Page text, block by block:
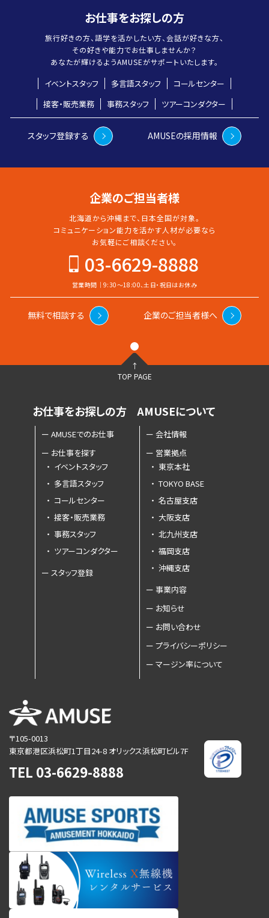
お仕事をお探しの方
旅行好きの方、語学を活かしたい方、会話が好きな方、
その好きや能力でお仕事しませんか？
あなたが輝けるようAMUSEがサポートいたします。
イベントスタッフ 多言語スタッフ
コールセンター
接客・販売業務
事務スタッフ ツアーコンダクター
スタッフ登録する AMUSEの採用情報
企業のご担当者様
北海道から沖縄まで、日本全国が対象。
コミュニケーション能力を活かす人材が必要なら
お気軽にご相談ください。
03-6629-8888
営業時間｜9:30〜18:00、土日・祝日はお休み
無料で相談する 企業のご担当者様へ
↑
TOP PAGE
〒105-0013
東京都港区浜松町1丁目24-8 オリックス浜松町ビル7F
TEL 03-6629-8888
お仕事をお探しの方
ー AMUSEでのお仕事
ー お仕事を探す
・ イベントスタッフ
・ 多言語スタッフ
・ コールセンター
・ 接客・販売業務
・ 事務スタッフ
・ ツアーコンダクター
ー スタッフ登録
AMUSEについて
ー 会社情報
ー 営業拠点
・ 東京本社
・ TOKYO BASE
・ 名古屋支店
・ 大阪支店
・ 北九州支店
・ 福岡支店
・ 沖縄支店
ー 事業内容
ー お知らせ
ー お問い合わせ
ー プライバシーポリシー
ー マージン率について